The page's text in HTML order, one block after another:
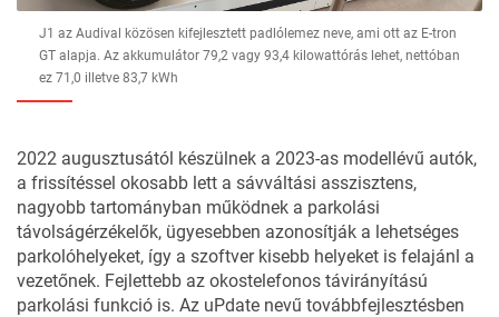
J1 az Audival közösen kifejlesztett padlólemez neve, ami ott az E-tron
GT alapja. Az akkumulátor 79,2 vagy 93,4 kilowattórás lehet, nettóban
ez 71,0 illetve 83,7 kWh
2022 augusztusától készülnek a 2023-as modellévű autók,
a frissítéssel okosabb lett a sávváltási asszisztens,
nagyobb tartományban működnek a parkolási
távolságérzékelők, ügyesebben azonosítják a lehetséges
parkolóhelyeket, így a szoftver kisebb helyeket is felajánl a
vezetőnek. Fejlettebb az okostelefonos távirányítású
parkolási funkció is. Az uPdate nevű továbbfejlesztésben